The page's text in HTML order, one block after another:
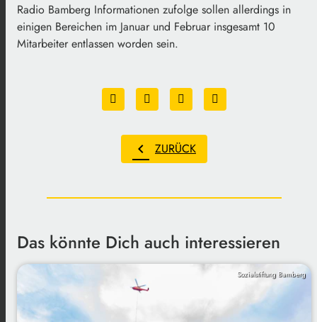
Radio Bamberg Informationen zufolge sollen allerdings in
einigen Bereichen im Januar und Februar insgesamt 10
Mitarbeiter entlassen worden sein.
chevron_left ZURÜCK
Das könnte Dich auch interessieren
Sozialstiftung Bamberg